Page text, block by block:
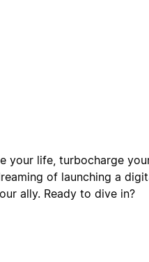
your life, turbocharge
of launching a
ally. Ready to dive in?